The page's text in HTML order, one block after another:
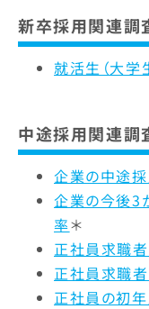
新卒採用関連調
就活生（大学
中途採用関連調
企業の中途
企業の今後3
率＊
正社員求職
正社員求職
正社員の初